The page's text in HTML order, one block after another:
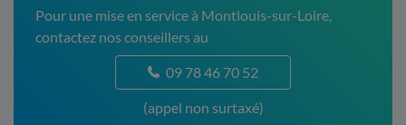
Pour une mise en service à Montlouis-sur-Loire,
contactez nos conseillers au
09 78 46 70 52
(appel non surtaxé)